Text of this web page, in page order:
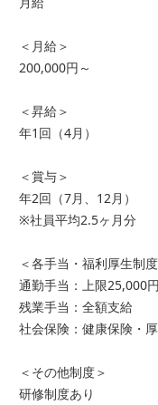
＜月給＞
200,000円～
＜昇給＞
年1回（4月）
＜賞与＞
年2回（7月、12月）
※社員平均2.5ヶ月分
＜各手当・福利厚生制
通勤手当：上限25,000
残業手当：全額支給
社会保険：健康保険・
＜その他制度＞
研修制度あり